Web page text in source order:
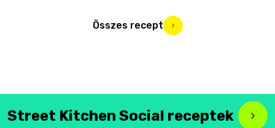
Összes recept
Street Kitchen Social receptek